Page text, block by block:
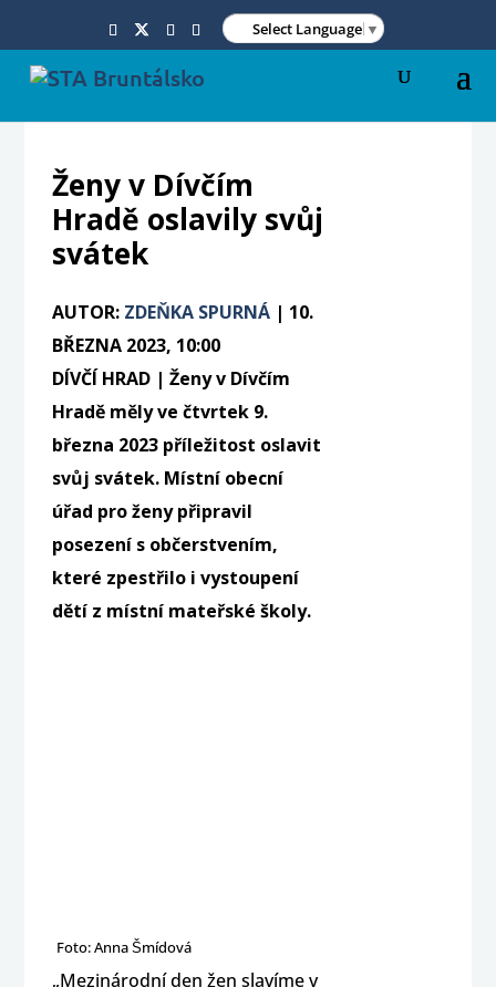
Select Language ▼
Ženy v Dívčím
Hradě oslavily svůj
svátek
AUTOR: ZDEŇKA SPURNÁ | 10.
BŘEZNA 2023, 10:00
DÍVČÍ HRAD | Ženy v Dívčím
Hradě měly ve čtvrtek 9.
března 2023 příležitost oslavit
svůj svátek. Místní obecní
úřad pro ženy připravil
posezení s občerstvením,
které zpestřilo i vystoupení
dětí z místní mateřské školy.
Foto: Anna Šmídová
„Mezinárodní den žen slavíme v